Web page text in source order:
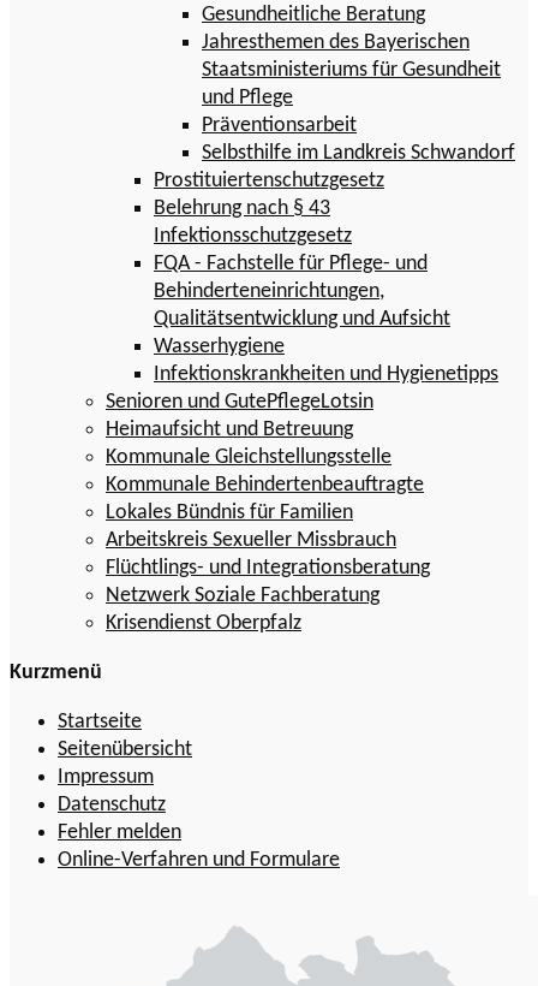
Gesundheitliche Beratung
Jahresthemen des Bayerischen
Staatsministeriums für Gesundheit
und Pflege
Präventionsarbeit
Selbsthilfe im Landkreis Schwandorf
Prostituiertenschutzgesetz
Belehrung nach § 43
Infektionsschutzgesetz
FQA - Fachstelle für Pflege- und
Behinderteneinrichtungen,
Qualitätsentwicklung und Aufsicht
Wasserhygiene
Infektionskrankheiten und Hygienetipps
Senioren und GutePflegeLotsin
Heimaufsicht und Betreuung
Kommunale Gleichstellungsstelle
Kommunale Behindertenbeauftragte
Lokales Bündnis für Familien
Arbeitskreis Sexueller Missbrauch
Flüchtlings- und Integrationsberatung
Netzwerk Soziale Fachberatung
Krisendienst Oberpfalz
Kurzmenü
Startseite
Seitenübersicht
Impressum
Datenschutz
Fehler melden
Online-Verfahren und Formulare